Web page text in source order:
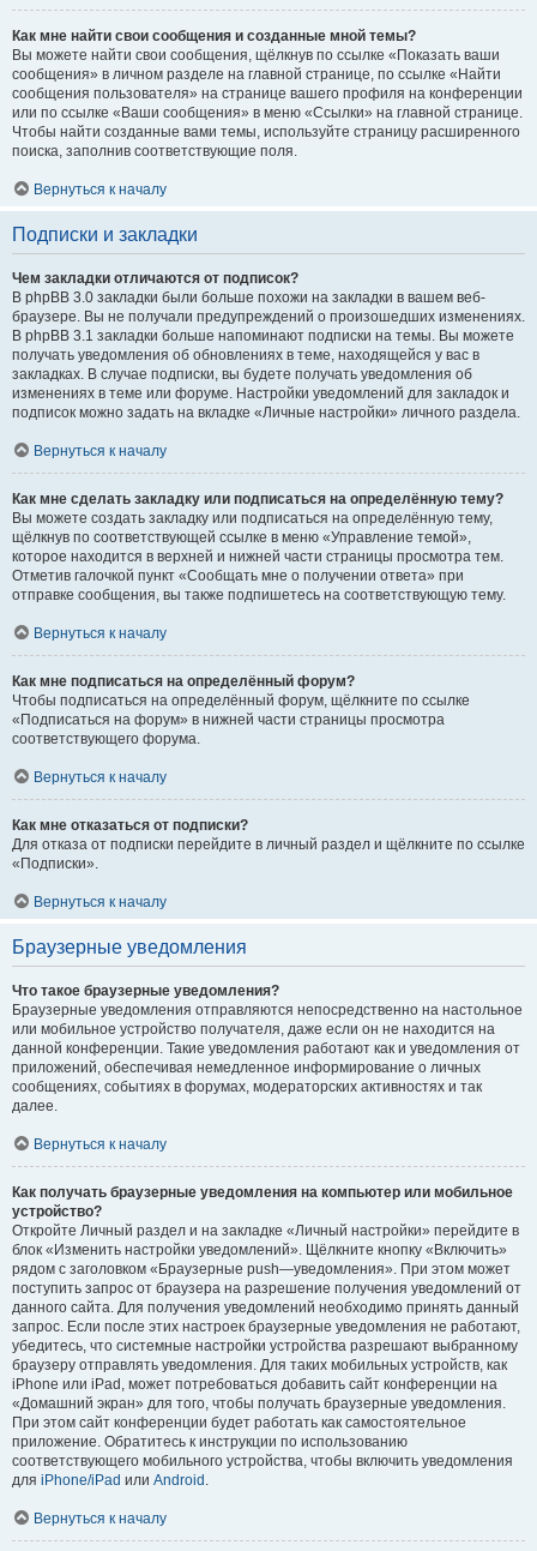
Как мне найти свои сообщения и созданные мной темы?
Вы можете найти свои сообщения, щёлкнув по ссылке «Показать ваши
сообщения» в личном разделе на главной странице, по ссылке «Найти
сообщения пользователя» на странице вашего профиля на конференции
или по ссылке «Ваши сообщения» в меню «Ссылки» на главной странице.
Чтобы найти созданные вами темы, используйте страницу расширенного
поиска, заполнив соответствующие поля.
Вернуться к началу
Подписки и закладки
Чем закладки отличаются от подписок?
В phpBB 3.0 закладки были больше похожи на закладки в вашем веб-
браузере. Вы не получали предупреждений о произошедших изменениях.
В phpBB 3.1 закладки больше напоминают подписки на темы. Вы можете
получать уведомления об обновлениях в теме, находящейся у вас в
закладках. В случае подписки, вы будете получать уведомления об
изменениях в теме или форуме. Настройки уведомлений для закладок и
подписок можно задать на вкладке «Личные настройки» личного раздела.
Вернуться к началу
Как мне сделать закладку или подписаться на определённую тему?
Вы можете создать закладку или подписаться на определённую тему,
щёлкнув по соответствующей ссылке в меню «Управление темой»,
которое находится в верхней и нижней части страницы просмотра тем.
Отметив галочкой пункт «Сообщать мне о получении ответа» при
отправке сообщения, вы также подпишетесь на соответствующую тему.
Вернуться к началу
Как мне подписаться на определённый форум?
Чтобы подписаться на определённый форум, щёлкните по ссылке
«Подписаться на форум» в нижней части страницы просмотра
соответствующего форума.
Вернуться к началу
Как мне отказаться от подписки?
Для отказа от подписки перейдите в личный раздел и щёлкните по ссылке
«Подписки».
Вернуться к началу
Браузерные уведомления
Что такое браузерные уведомления?
Браузерные уведомления отправляются непосредственно на настольное
или мобильное устройство получателя, даже если он не находится на
данной конференции. Такие уведомления работают как и уведомления от
приложений, обеспечивая немедленное информирование о личных
сообщениях, событиях в форумах, модераторских активностях и так
далее.
Вернуться к началу
Как получать браузерные уведомления на компьютер или мобильное
устройство?
Откройте Личный раздел и на закладке «Личный настройки» перейдите в
блок «Изменить настройки уведомлений». Щёлкните кнопку «Включить»
рядом с заголовком «Браузерные push—уведомления». При этом может
поступить запрос от браузера на разрешение получения уведомлений от
данного сайта. Для получения уведомлений необходимо принять данный
запрос. Если после этих настроек браузерные уведомления не работают,
убедитесь, что системные настройки устройства разрешают выбранному
браузеру отправлять уведомления. Для таких мобильных устройств, как
iPhone или iPad, может потребоваться добавить сайт конференции на
«Домашний экран» для того, чтобы получать браузерные уведомления.
При этом сайт конференции будет работать как самостоятельное
приложение. Обратитесь к инструкции по использованию
соответствующего мобильного устройства, чтобы включить уведомления
для iPhone/iPad или Android .
Вернуться к началу